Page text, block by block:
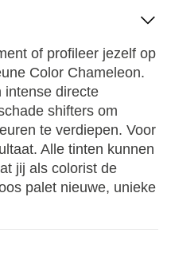
of profileer jezelf op
Color Chameleon.
intense directe
shifters om
te verdiepen. Voor
Alle tinten kunnen
jij als colorist de
palet nieuwe, unieke